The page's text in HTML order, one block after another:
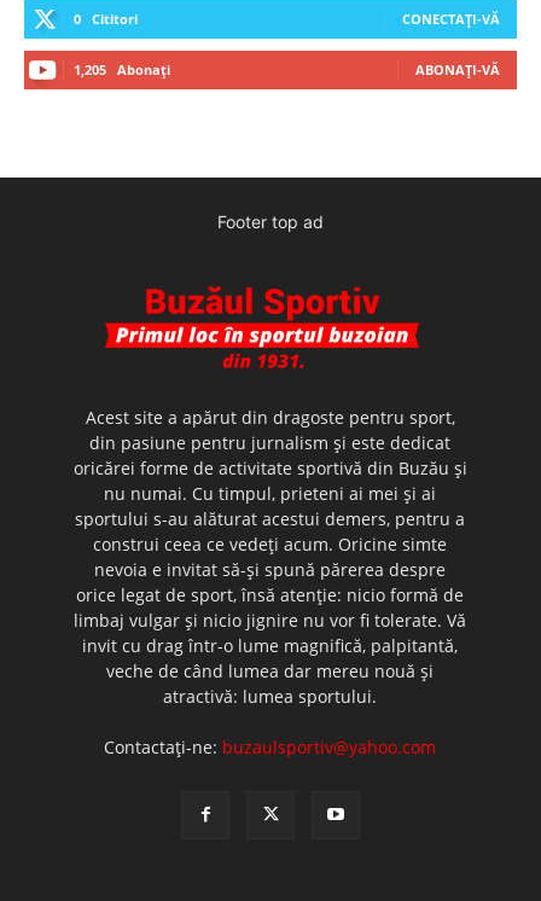
0 Cititori CONECTAȚI-VĂ
1,205 Abonați ABONAȚI-VĂ
Footer top ad
Acest site a apărut din dragoste pentru sport,
din pasiune pentru jurnalism şi este dedicat
oricărei forme de activitate sportivă din Buzău şi
nu numai. Cu timpul, prieteni ai mei şi ai
sportului s-au alăturat acestui demers, pentru a
construi ceea ce vedeţi acum. Oricine simte
nevoia e invitat să-şi spună părerea despre
orice legat de sport, însă atenţie: nicio formă de
limbaj vulgar şi nicio jignire nu vor fi tolerate. Vă
invit cu drag într-o lume magnifică, palpitantă,
veche de când lumea dar mereu nouă şi
atractivă: lumea sportului.
Contactați-ne: buzaulsportiv@yahoo.com